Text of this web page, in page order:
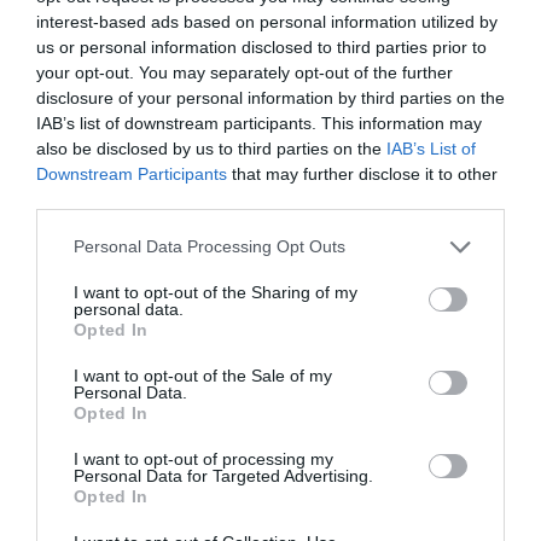
interest-based ads based on personal information utilized by
us or personal information disclosed to third parties prior to
your opt-out. You may separately opt-out of the further
disclosure of your personal information by third parties on the
IAB’s list of downstream participants. This information may
also be disclosed by us to third parties on the IAB’s List of
Downstream Participants that may further disclose it to other
Personal Data Processing Opt Outs
I want to opt-out of the Sharing of my
personal data.
Opted In
I want to opt-out of the Sale of my
Personal Data.
Opted In
I want to opt-out of processing my
Personal Data for Targeted Advertising.
Opted In
15 e 19.
Resultados Destacados dos
Jogadores do DCB
Os jogadores do DCB demonstraram uma performance
notável, alcançando um total de 10 lugares de pódio nas
várias categorias:
1.º Lugar:
Ruben Nunes (Sub 13): Vencedor na competição de
Singulares Homens.
Ruben Nunes (DCB)/Pedro Nunes (MVD/Caldas da
Rainha) (Sub 13) : Campeões na competição de Pares
Homens.
Ruben Nunes (DCB)/Leonor Soares (AECA/Alcobaça)
(Sub 13): Vencedores na competição de Pares Mistos.
Gabriel Afonso (Sub 17): Vencedor na competição de
Singulares Homens.
Gabriel Afonso (DCB)/Rodrigo Carolino
Pares Homens.
Natacha Bursuc (DCB)/Inês Feliciano (AECA/Alcobaça)
(Sub 17): Vencedoras na competição de Pares Senhoras.